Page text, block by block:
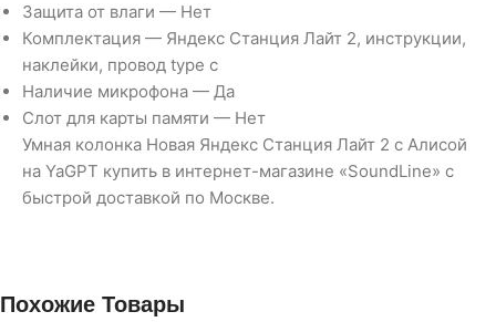
Защита от влаги — Нет
Комплектация — Яндекс Станция Лайт 2, инструкции,
наклейки, провод type c
Наличие микрофона — Да
Слот для карты памяти — Нет
Умная колонка Новая Яндекс Станция Лайт 2 с Алисой
на YaGPT купить в интернет-магазине «SoundLine» с
быстрой доставкой по Москве.
Похожие Товары